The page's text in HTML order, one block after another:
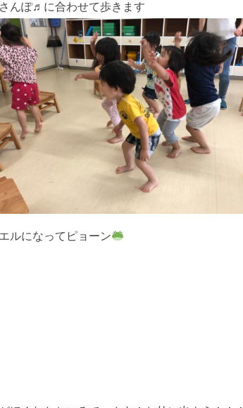
んぽ♬に合わせて歩きます
ルになってピョーン